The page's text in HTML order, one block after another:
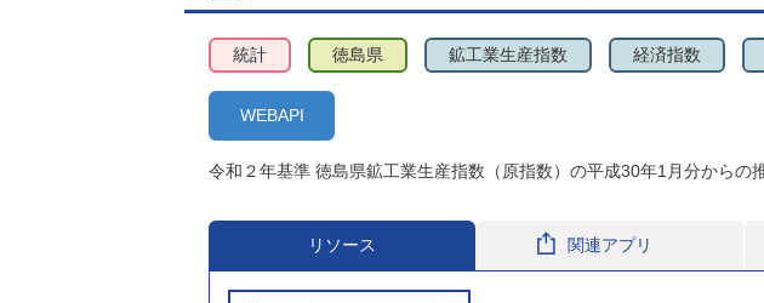
統計 徳島県 鉱工業生産指数 経済指数
WEBAPI
令和２年基準 徳島県鉱工業生産指数（原指数）の平成30年1月分からの
リソース 関連アプリ